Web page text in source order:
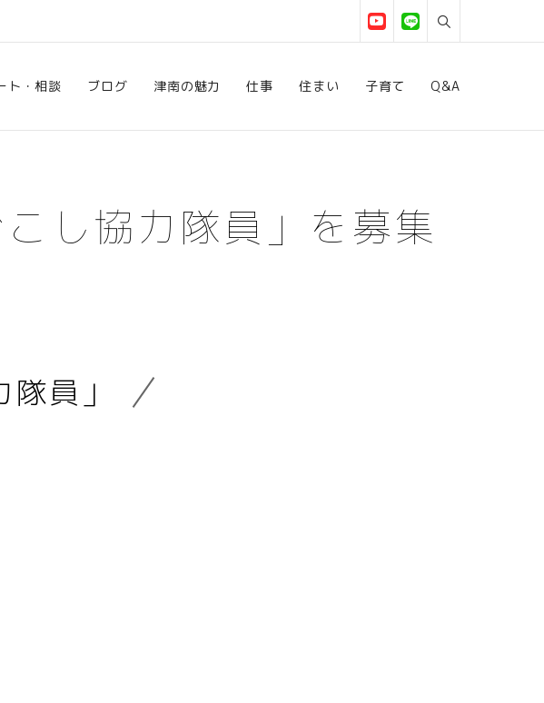
ト・相談 ブログ 津南の魅力 仕事 住まい 子育て Q&A
し協力隊員」を募集
員」